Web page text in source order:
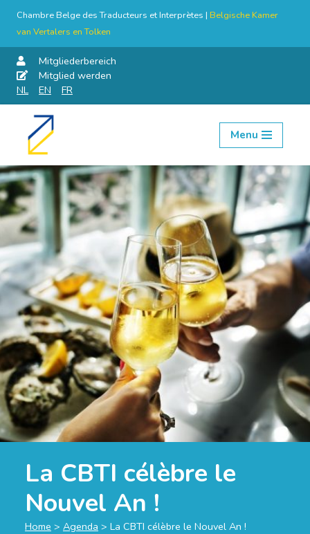
Chambre Belge des Traducteurs et Interprètes | Belgische Kamer
van Vertalers en Tolken
Mitgliederbereich
Mitglied werden
NL
EN FR
Skip
content
Menu
La CBTI célèbre le
Nouvel An !
Home > Agenda > La CBTI célèbre le Nouvel An !